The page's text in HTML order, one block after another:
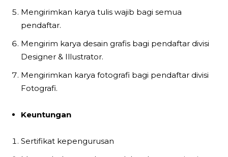
Mengirimkan karya tulis wajib bagi semua
pendaftar.
Mengirim karya desain grafis bagi pendaftar divisi
Designer & Illustrator.
Mengirimkan karya fotografi bagi pendaftar divisi
Fotografi.
Keuntungan
Sertifikat kepengurusan